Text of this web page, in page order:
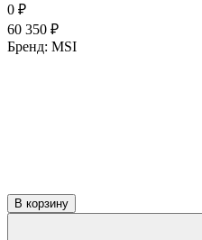
0 ₽
60 350 ₽
Бренд: MSI
В корзину